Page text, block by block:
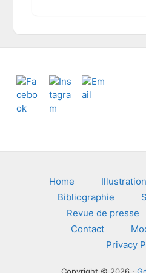
s
Footer
Home
Bibliographie
Revue de presse
Contact
Privacy
Copyright © 2026 ·